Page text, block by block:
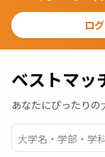
ロ
ベストマッ
あなたにぴったり